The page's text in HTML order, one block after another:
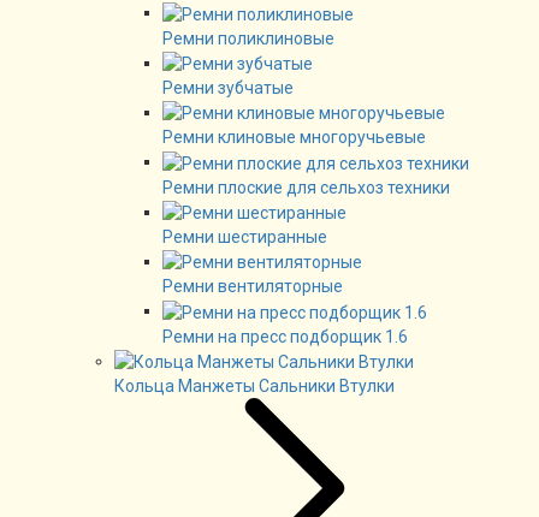
Ремни поликлиновые
Ремни зубчатые
Ремни клиновые многоручьевые
Ремни плоские для сельхоз техники
Ремни шестиранные
Ремни вентиляторные
Ремни на пресс подборщик 1.6
Кольца Манжеты Сальники Втулки